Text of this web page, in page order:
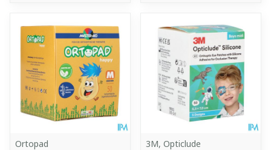
Ortopad
3M, Opticlude